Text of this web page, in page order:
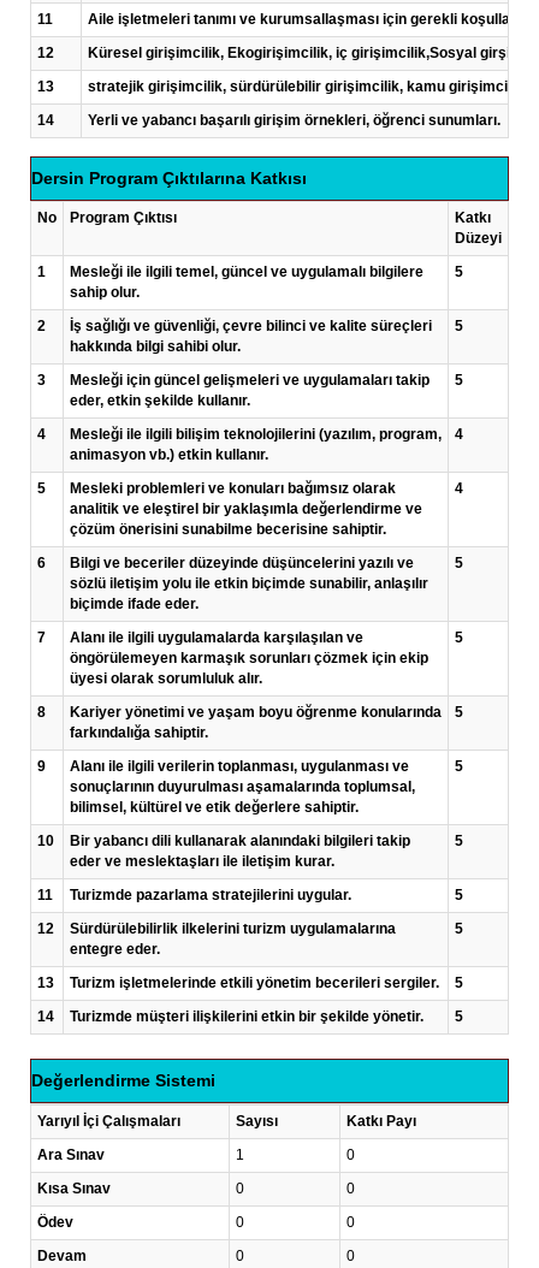
11
Aile işletmeleri tanımı ve kurumsallaşması için gerekli koşullar
12
Küresel girişimcilik, Ekogirişimcilik, iç girişimcilik,Sosyal
13
stratejik girişimcilik, sürdürülebilir girişimcilik, kamu girişimciliği.
14
Yerli ve yabancı başarılı girişim örnekleri, öğrenci sunumları.
Dersin Program Çıktılarına Katkısı
No Program Çıktısı
Katkı
Düzeyi
1
Mesleği ile ilgili temel, güncel ve uygulamalı bilgilere
sahip olur.
5
2
İş sağlığı ve güvenliği, çevre bilinci ve kalite süreçleri
hakkında bilgi sahibi olur.
5
3
Mesleği için güncel gelişmeleri ve uygulamaları takip
eder, etkin şekilde kullanır.
5
4
Mesleği ile ilgili bilişim teknolojilerini (yazılım, program,
animasyon vb.) etkin kullanır.
4
5
Mesleki problemleri ve konuları bağımsız olarak
analitik ve eleştirel bir yaklaşımla değerlendirme ve
çözüm önerisini sunabilme becerisine sahiptir.
4
6
Bilgi ve beceriler düzeyinde düşüncelerini yazılı ve
sözlü iletişim yolu ile etkin biçimde sunabilir, anlaşılır
biçimde ifade eder.
5
7
Alanı ile ilgili uygulamalarda karşılaşılan ve
öngörülemeyen karmaşık sorunları çözmek için ekip
üyesi olarak sorumluluk alır.
5
8
Kariyer yönetimi ve yaşam boyu öğrenme konularında
farkındalığa sahiptir.
5
9
Alanı ile ilgili verilerin toplanması, uygulanması ve
sonuçlarının duyurulması aşamalarında toplumsal,
bilimsel, kültürel ve etik değerlere sahiptir.
5
10
Bir yabancı dili kullanarak alanındaki bilgileri takip
eder ve meslektaşları ile iletişim kurar.
5
11 Turizmde pazarlama stratejilerini uygular.
5
12
Sürdürülebilirlik ilkelerini turizm uygulamalarına
entegre eder.
5
13 Turizm işletmelerinde etkili yönetim becerileri sergiler.
5
14
Turizmde müşteri ilişkilerini etkin bir şekilde yönetir. 5
Değerlendirme Sistemi
Yarıyıl İçi Çalışmaları Sayısı
Katkı Payı
Ara Sınav
1
0
Kısa Sınav
0
0
Ödev
0
0
Devam
0 0